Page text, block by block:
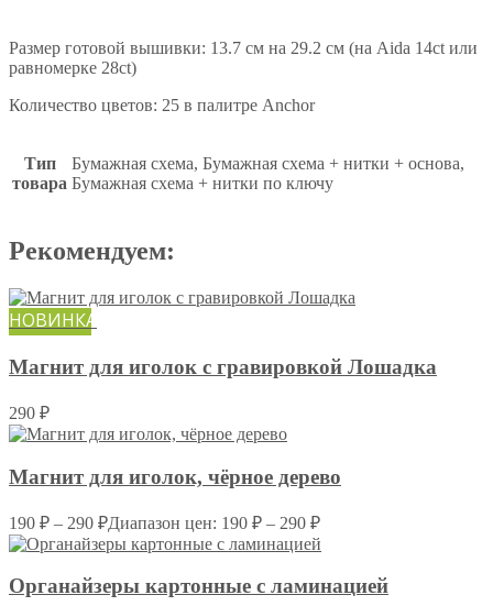
Размер готовой вышивки: 13.7 см на 29.2 см (на Aida 14ct или
равномерке 28ct)
Количество цветов: 25 в палитре Anchor
Тип
товара
Бумажная схема, Бумажная схема + нитки + основа,
Бумажная схема + нитки по ключу
Рекомендуем:
НОВИНКА
Магнит для иголок с гравировкой Лошадка
290 ₽
Магнит для иголок, чёрное дерево
190 ₽ – 290 ₽Диапазон цен: 190 ₽ – 290 ₽
Органайзеры картонные c ламинацией